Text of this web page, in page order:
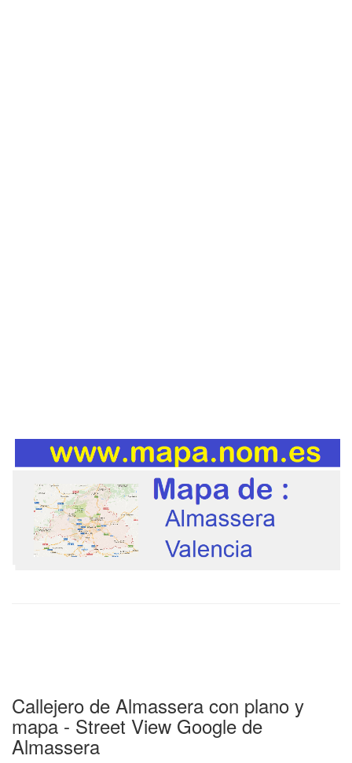
Callejero de Almassera con plano y
mapa - Street View Google de
Almassera